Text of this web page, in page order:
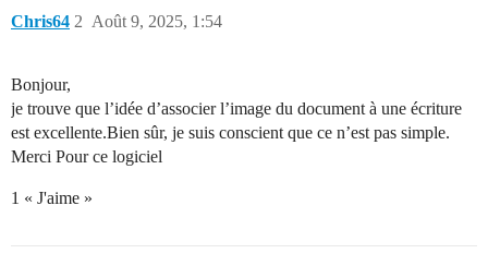
Chris64 Août 9, 2025, 1:54
2
Bonjour,
je trouve que l’idée d’associer l’image du document à une écriture
est excellente.Bien sûr, je suis conscient que ce n’est pas simple.
Merci Pour ce logiciel
1 « J'aime »